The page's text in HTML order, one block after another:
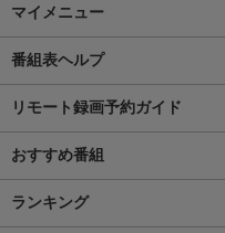
マイメニュー
番組表ヘルプ
リモート録画予約ガイド
おすすめ番組
ランキング